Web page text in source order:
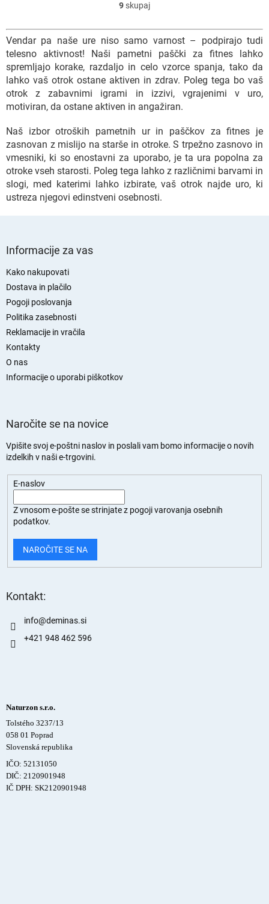
K
n
t
r
o
l
n
i
e
e
m
e
n
t
i
z
9 skupaj
Vendar pa naše ure niso samo varnost – podpirajo tudi
telesno aktivnost! Naši pametni paščki za fitnes lahko
spremljajo korake, razdaljo in celo vzorce spanja, tako da
lahko vaš otrok ostane aktiven in zdrav. Poleg tega bo vaš
otrok z zabavnimi igrami in izzivi, vgrajenimi v uro,
motiviran, da ostane aktiven in angažiran.
Naš izbor otroških pametnih ur in paščkov za fitnes je
zasnovan z mislijo na starše in otroke. S trpežno zasnovo in
vmesniki, ki so enostavni za uporabo, je ta ura popolna za
otroke vseh starosti. Poleg tega lahko z različnimi barvami in
slogi, med katerimi lahko izbirate, vaš otrok najde uro, ki
ustreza njegovi edinstveni osebnosti.
Informacije za vas
Kako nakupovati
Dostava in plačilo
Pogoji poslovanja
Politika zasebnosti
Reklamacije in vračila
Kontakty
O nas
Informacije o uporabi piškotkov
Naročite se na novice
Vpišite svoj e-poštni naslov in poslali vam bomo informacije o novih
izdelkih v naši e-trgovini.
E-naslov
Z vnosom e-pošte se strinjate z pogoji varovanja osebnih
podatkov.
NAROČITE SE NA
Kontakt:
info@deminas.si
+421 948 462 596
Naturzon s.r.o.
Tolstého 3237/13
058 01 Poprad
Slovenská republika
IČO: 52131050
DIČ: 2120901948
IČ DPH: SK2120901948